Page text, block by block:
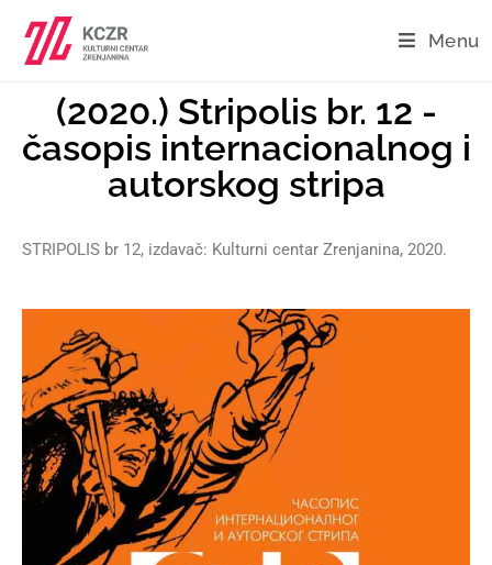
Menu
(2020.) Stripolis br. 12 -
časopis internacionalnog i
autorskog stripa
STRIPOLIS br 12, izdavač: Kulturni centar Zrenjanina, 2020.